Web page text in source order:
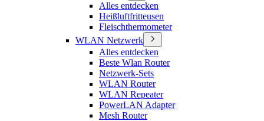
Alles entdecken
Heißluftfritteusen
Fleischthermometer
WLAN Netzwerk
Alles entdecken
Beste Wlan Router
Netzwerk-Sets
WLAN Router
WLAN Repeater
PowerLAN Adapter
Mesh Router